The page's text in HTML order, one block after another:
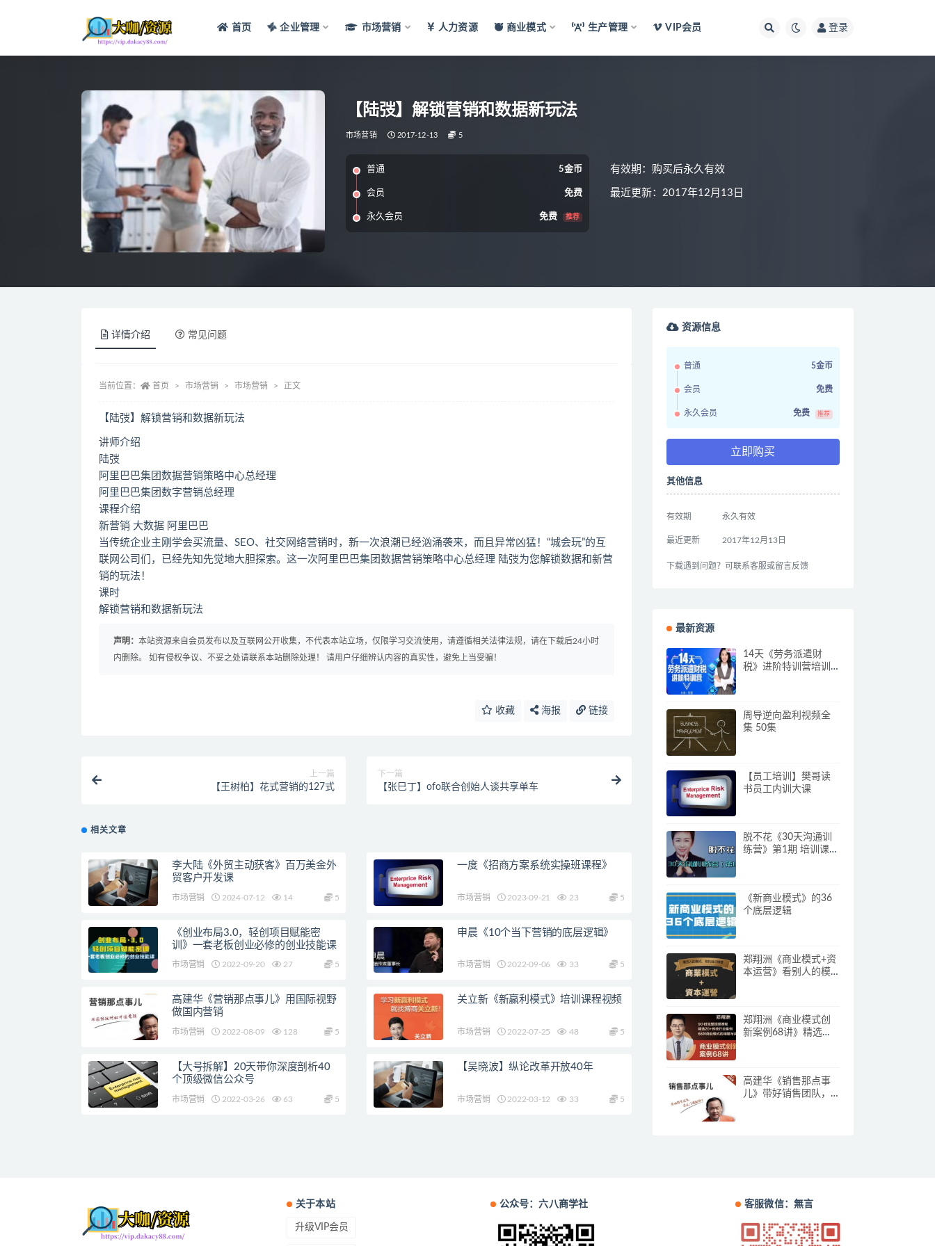
首页 企业管理 市场营销 人力资源 商业模式 生产管理 VIP会员 登录
【陆弢】解锁营销和数据新玩法
市场营销 2017-12-13 5
普通 5金币
会员 免费
永久会员 免费 推荐
有效期：购买后永久有效
最近更新：2017年12月13日
详情介绍 常见问题
当前位置： 首页 市场营销 市场营销 正文
【陆弢】解锁营销和数据新玩法
讲师介绍
陆弢
阿里巴巴集团数据营销策略中心总经理
阿里巴巴集团数字营销总经理
课程介绍
新营销 大数据 阿里巴巴
当传统企业主刚学会买流量、SEO、社交网络营销时，新一次浪潮已经汹涌袭来，而且异常凶猛！“城会玩”的互
联网公司们，已经先知先觉地大胆探索。这一次阿里巴巴集团数据营销策略中心总经理 陆弢为您解锁数据和新营
销的玩法！
课时
解锁营销和数据新玩法
声明： 本站资源来自会员发布以及互联网公开收集，不代表本站立场，仅限学习交流使用，请遵循相关法律法规，请在下载后24小时
内删除。 如有侵权争议、不妥之处请联系本站删除处理！ 请用户仔细辨认内容的真实性，避免上当受骗！
收藏 海报 链接
上一篇
【王树柏】花式营销的127式
下一篇
【张巳丁】ofo联合创始人谈共享单车
相关文章
李大陆《外贸主动获客》百万美金外
贸客户开发课
市场营销 2024-07-12 14 5
一度《招商方案系统实操班课程》
市场营销 2023-09-21 23 5
《创业布局3.0，轻创项目赋能密
训》一套老板创业必修的创业技能课
市场营销 2022-09-20 27 5
申晨《10个当下营销的底层逻辑》
市场营销 2022-09-06 33 5
高建华《营销那点事儿》用国际视野
做国内营销
市场营销 2022-08-09 128 5
关立新《新赢利模式》培训课程视频
市场营销 2022-07-25 48 5
【大号拆解】20天带你深度剖析40
个顶级微信公众号
市场营销 2022-03-26 63 5
【吴晓波】纵论改革开放40年
市场营销 2022-03-12 33 5
资源信息
普通 5金币
会员 免费
永久会员 免费 推荐
立即购买
其他信息
有效期 永久有效
最近更新 2017年12月13日
下载遇到问题？可联系客服或留言反馈
最新资源
14天《劳务派遣财
税》进阶特训营培训
周导逆向盈利视频全
集 50集
【员工培训】樊哥读
书员工内训大课
脱不花《30天沟通训
练营》第1期 培训课程
《新商业模式》的36
个底层逻辑
郑翔洲《商业模式+资
本运营》看别人的模
郑翔洲《商业模式创
新案例68讲》精选
高建华《销售那点事
儿》带好销售团队，
关于本站
升级VIP会员
公众号：六八商学社 客服微信：無言